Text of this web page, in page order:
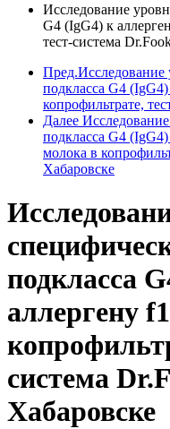
Исследование
G4 (IgG4) к
тест-система
Пред.Исследование
подкласса G4
копрофильтрате,
Далее
подкласса G4
молока в
Хабаровске
подкласса
аллергену
система
Хабаровске